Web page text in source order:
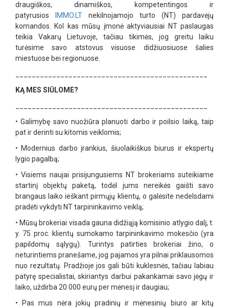
draugiškos, dinamiškos, kompetentingos ir
patyrusios
IMMO.LT nekilnojamojo turto (NT) pardavėjų
komandos. Kol kas mūsų įmonė aktyviausiai NT paslaugas
teikia Vakarų Lietuvoje, tačiau tikimės, jog greitu laiku
turėsime savo atstovus visuose didžiuosiuose šalies
miestuose bei regionuose.
KĄ MES SIŪLOME?
• Galimybę savo nuožiūra planuoti darbo ir poilsio laiką, taip
pat ir derinti su kitomis veiklomis;
• Modernius darbo įrankius, šiuolaikiškus biurus ir ekspertų
lygio pagalbą;
• Visiems naujai prisijungusiems NT brokeriams suteikiame
startinį objektų paketą, todėl jums nereikės gaišti savo
brangaus laiko ieškant pirmųjų klientų, o galėsite nedelsdami
pradėti vykdyti NT tarpininkavimo veiklą;
• Mūsų brokeriai visada gauna didžiąją komisinio atlygio dalį, t.
y. 75 proc. klientų sumokamo tarpininkavimo mokesčio (yra
papildomų sąlygų). Turintys patirties brokeriai žino, o
neturintiems pranešame, jog pajamos yra pilnai priklausomos
nuo rezultatų. Pradžioje jos gali būti kuklesnės, tačiau labiau
patyrę specialistai, skiriantys darbui pakankamai savo jėgų ir
laiko, uždirba 20 000 eurų per mėnesį ir daugiau;
•
Pas mus nėra jokių pradinių ir mėnesinių biuro ar kitų